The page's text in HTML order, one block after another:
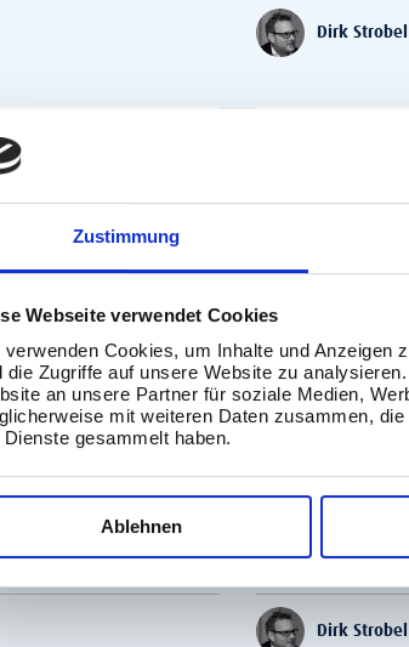
Zustimmung
Webseite verwendet Cookies
verwenden Cookies, um Inhalte und Anzeigen
die Zugriffe auf unsere Website zu
an unsere Partner für soziale Medien,
mit weiteren Daten zusammen,
Dienste gesammelt haben.
Ablehnen
Dirk Strobel
Dateien
School –
Dirk Strobel